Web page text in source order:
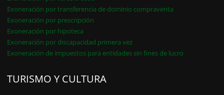
Exoneración por transferencia de dominio compraventa
Exoneración por prescripción
Exoneración por hipoteca
Exoneración por discapacidad primera vez
Exoneración de impuestos para entidades sin fines de lucro
TURISMO Y CULTURA